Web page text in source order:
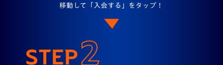
移動して「入会する」をタップ！
STEP 2